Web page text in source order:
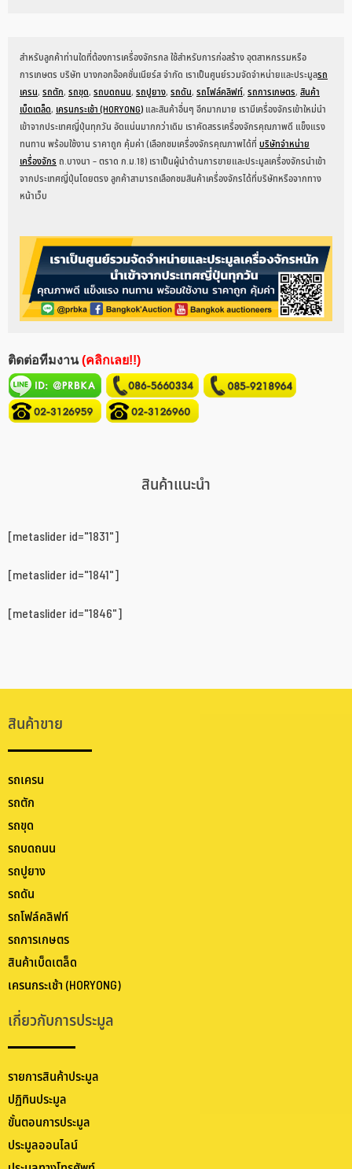
สำหรับลูกค้าท่านใดที่ต้องการเครื่องจักรกล ใช้สำหรับการก่อสร้าง อุตสาหกรรมหรือ
การเกษตร บริษัท บางกอกอ๊อคชั่นเนียร์ส จำกัด เราเป็นศูนย์รวมจัดจำหน่ายและประมูลรถ
เครน, รถตัก, รถขุด, รถบดถนน, รถปูยาง, รถดัน, รถโฟล์คลิฟท์, รถการเกษตร, สินค้า
เบ็ดเตล็ด, เครนกระเช้า (HORYONG) และสินค้าอื่นๆ อีกมากมาย เรามีเครื่องจักรเข้าใหม่นำ
เข้าจากประเทศญี่ปุ่นทุกวัน อัดแน่นมากกว่าเดิม เราคัดสรรเครื่องจักรคุณภาพดี แข็งแรง
ทนทาน พร้อมใช้งาน ราคาถูก คุ้มค่า (เลือกชมเครื่องจักรคุณภาพได้ที่ บริษัทจำหน่าย
เครื่องจักร ถ.บางนา – ตราด ก.ม.18) เราเป็นผู้นำด้านการขายและประมูลเครื่องจักรนำเข้า
จากประเทศญี่ปุ่นโดยตรง ลูกค้าสามารถเลือกชมสินค้าเครื่องจักรได้ที่บริษัทหรือจากทาง
หน้าเว็บ
ติดต่อทีมงาน (คลิกเลย!!)
สินค้าแนะนำ
[metaslider id="1831"]
[metaslider id="1841"]
[metaslider id="1846"]
สินค้าขาย
รถเครน
รถตัก
รถขุด
รถบดถนน
รถปูยาง
รถดัน
รถโฟล์คลิฟท์
รถการเกษตร
สินค้าเบ็ดเตล็ด
เครนกระเช้า (HORYONG)
เกี่ยวกับการประมูล
รายการสินค้าประมูล
ปฏิทินประมูล
ขั้นตอนการประมูล
ประมูลออนไลน์